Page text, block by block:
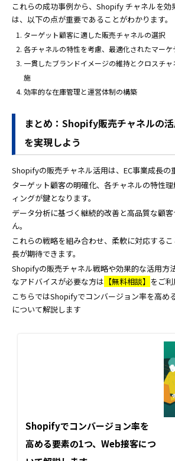
これらの成功事例から、Shopify チャネルを
は、以下の点が重要であることがわかります。
ターゲット顧客に適した販売チャネルの選択
各チャネルの特性を考慮、最適化されたマーケ
一貫したブランドイメージの維持とクロスチ
施
効率的な在庫管理と運営体制の構築
まとめ：Shopify販売チャネルの
を実現しよう
Shopifyの販売チャネル活用は、EC事業成長の
ターゲット顧客の明確化、各チャネルの特性
ィングが鍵となります。
データ分析に基づく継続的改善と高品質な顧
ん。
これらの戦略を組み合わせ、柔軟に対応する
長が期待できます。
Shopifyの販売チャネル戦略や効果的な活用方
なアドバイスが必要な方は 【無料相談】 をご利
こちらではShopifyでコンバージョン率を高め
について解説します
Shopifyでコンバージョン率を
高める要素の1つ、Web接客につ